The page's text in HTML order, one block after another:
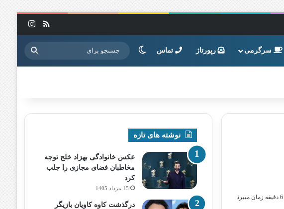
خوراک
سرگرمی رپورتاژ تماس تغییر پوسته جستجو
برای
نوشته های تازه
عکس خانوادگی بهزاد خلج توجه
مخاطبان فضای مجازی را جلب
کرد
15 مرداد 1405
درگذشت کاوه کاویان بازیگر